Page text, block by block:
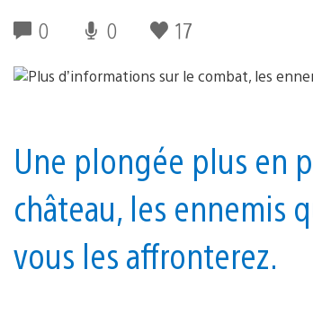
0 0 17
Une plongée plus en
château, les ennemis
vous les affronterez.